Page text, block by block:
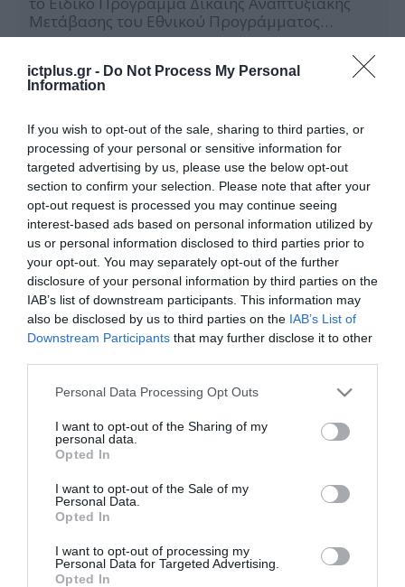
ictplus.gr - Do Not Process My Personal
Information
If you wish to opt-out of the sale, sharing to third parties, or
processing of your personal or sensitive information for
targeted advertising by us, please use the below opt-out
section to confirm your selection. Please note that after your
opt-out request is processed you may continue seeing
interest-based ads based on personal information utilized by
us or personal information disclosed to third parties prior to
your opt-out. You may separately opt-out of the further
disclosure of your personal information by third parties on the
IAB’s list of downstream participants. This information may
also be disclosed by us to third parties on the IAB’s List of
Downstream Participants that may further disclose it to other
Please note that this website/app uses one or more Google
not limited to your visit or usage behaviour. You may click to
grant or deny consent to Google and its third-party tags to
use your data for below specified purposes in below Google
consent section.
Personal Data Processing Opt Outs
I want to opt-out of the Sharing of my
personal data.
Opted In
I want to opt-out of the Sale of my
Personal Data.
Opted In
I want to opt-out of processing my
Personal Data for Targeted Advertising.
Opted In
Μετάβασης του Εθνικού Προγράμματος
Ανάπτυξης (ΕΠΑ) 2021-2025 ξεκινά η
περιοχή Λάγουρα του Δήμου Άργους
Ορεστικού Καστοριάς μετά από απόφαση του
Οικονομικών Νίκου Παπαθανάση.
Συγκεκριμένα, η κατασκευή, με σύστημα
ιχνηλάτησης και αποθήκευση ενέργειας,
αποσκοπεί στην κάλυψη […]